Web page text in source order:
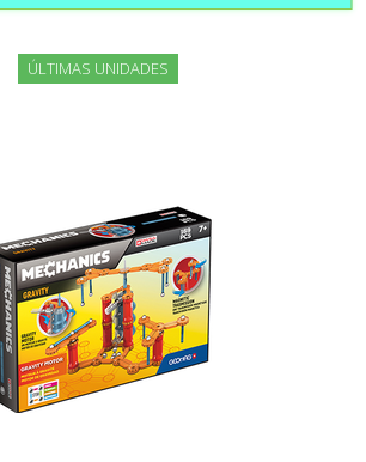
ÚLTIMAS UNIDADES